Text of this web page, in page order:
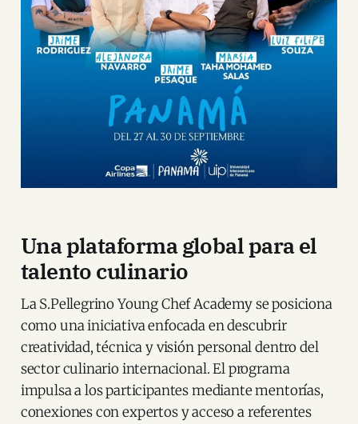
Una plataforma global para el
talento culinario
La S.Pellegrino Young Chef Academy se posiciona
como una iniciativa enfocada en descubrir
creatividad, técnica y visión personal dentro del
sector culinario internacional. El programa
impulsa a los participantes mediante mentorías,
conexiones con expertos y acceso a referentes